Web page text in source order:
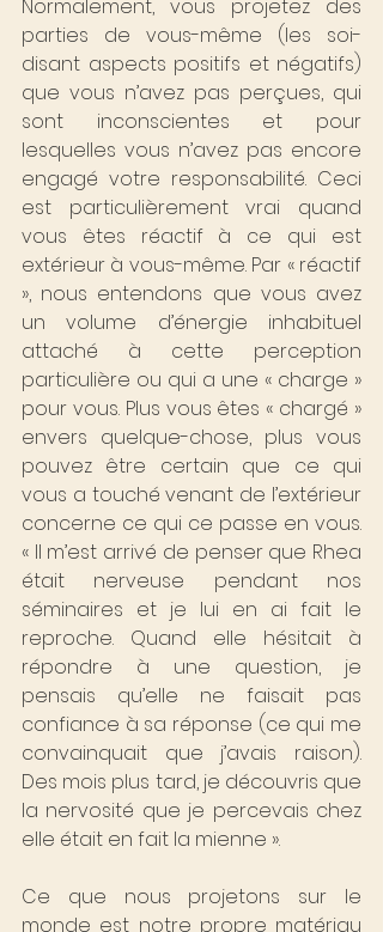
Normalement, vous projetez des
parties de vous-même (les soi-
disant aspects positifs et négatifs)
que vous n’avez pas perçues, qui
sont inconscientes et pour
lesquelles vous n’avez pas encore
engagé votre responsabilité. Ceci
est particulièrement vrai quand
vous êtes réactif à ce qui est
extérieur à vous-même. Par « réactif
», nous entendons que vous avez
un volume d’énergie inhabituel
attaché à cette perception
particulière ou qui a une « charge »
pour vous. Plus vous êtes « chargé »
envers quelque-chose, plus vous
pouvez être certain que ce qui
vous a touché venant de l’extérieur
concerne ce qui ce passe en vous.
« Il m’est arrivé de penser que Rhea
était nerveuse pendant nos
séminaires et je lui en ai fait le
reproche. Quand elle hésitait à
répondre à une question, je
pensais qu’elle ne faisait pas
confiance à sa réponse (ce qui me
convainquait que j’avais raison).
Des mois plus tard, je découvris que
la nervosité que je percevais chez
elle était en fait la mienne ».
Ce que nous projetons sur le
monde est notre propre matériau